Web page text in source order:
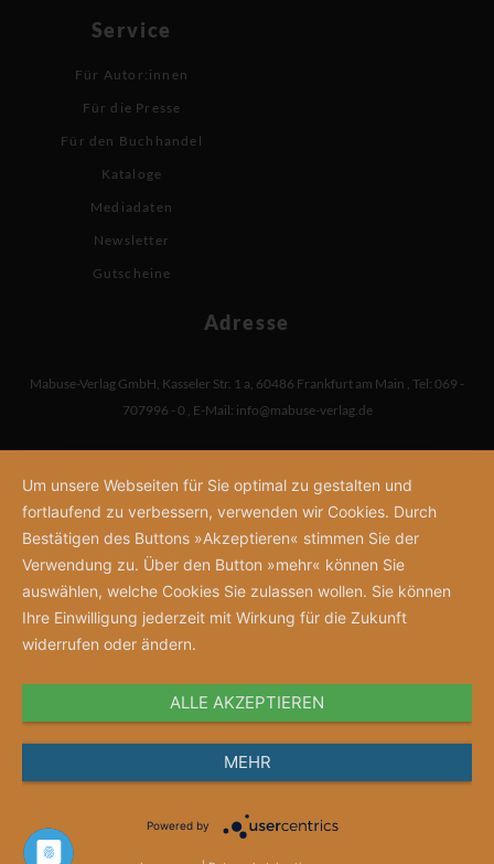
Service
Für Autor:innen
Für die Presse
Für den Buchhandel
Kataloge
Mediadaten
Newsletter
Gutscheine
Adresse
Mabuse-Verlag GmbH, Kasseler Str. 1 a, 60486 Frankfurt am Main , Tel: 069 -
707996 - 0 , E-Mail: info@mabuse-verlag.de
Um unsere Webseiten für Sie optimal zu gestalten und
fortlaufend zu verbessern, verwenden wir Cookies. Durch
Bestätigen des Buttons »Akzeptieren« stimmen Sie der
Verwendung zu. Über den Button »mehr« können Sie
auswählen, welche Cookies Sie zulassen wollen. Sie können
Ihre Einwilligung jederzeit mit Wirkung für die Zukunft
widerrufen oder ändern.
ALLE AKZEPTIEREN
MEHR
Powered by